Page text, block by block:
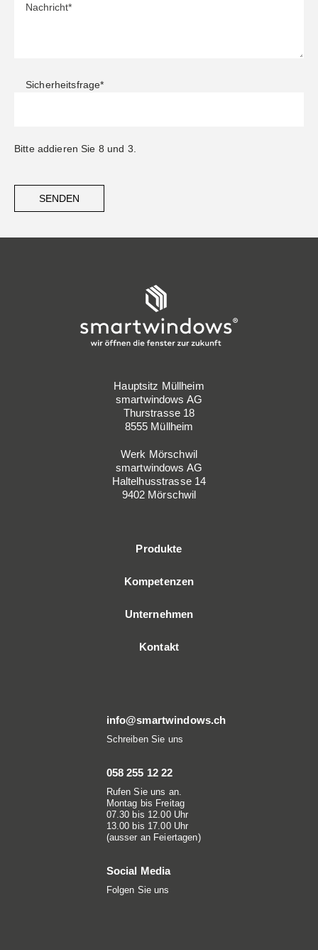
Sicherheitsfrage*
Bitte addieren Sie 8 und 3.
SENDEN
Hauptsitz Müllheim
smartwindows AG
Thurstrasse 18
8555 Müllheim
Werk Mörschwil
smartwindows AG
Haltelhusstrasse 14
9402 Mörschwil
Produkte
Kompetenzen
Unternehmen
Kontakt
info@smartwindows.ch
Schreiben Sie uns
058 255 12 22
Rufen Sie uns an.
Montag bis Freitag
07.30 bis 12.00 Uhr
13.00 bis 17.00 Uhr
(ausser an Feiertagen)
Social Media
Folgen Sie uns